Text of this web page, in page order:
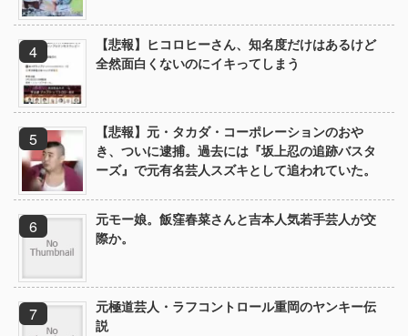
【悲報】ヒコロヒーさん、知名度だけはあるけど
全然面白くないのにイキってしまう
【悲報】元・タカダ・コーポレーションのおや
き、ついに逮捕。過去には『坂上忍の追跡バスタ
ーズ』で元有名芸人スズキとして追われていた。
元モー娘。飯窪春菜さんと吉本人気若手芸人が交
際か。
元極道芸人・ラフコントロール重岡のヤンキー伝
説